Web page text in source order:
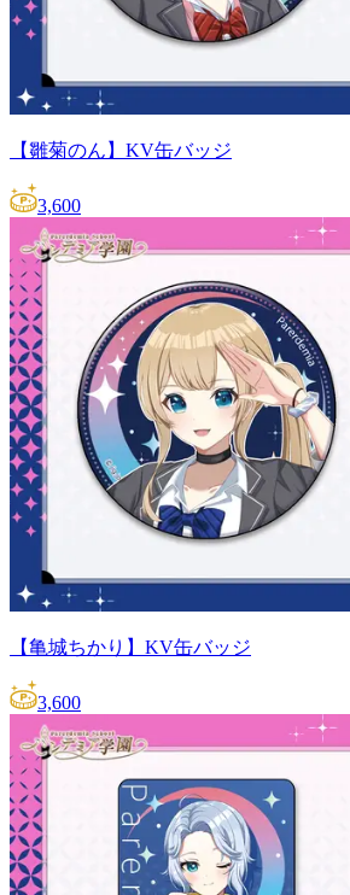
【雛菊のん】KV缶バッジ
3,600
【亀城ちかり】KV缶バッジ
3,600